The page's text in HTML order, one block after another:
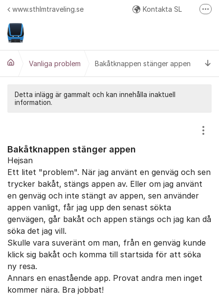
Hoppa till innehåll
www.sthlmtraveling.se Kontakta SL
Google+ (diskussion och beta test av nya versioner)
Vanliga problem Bakåtknappen stänger appen
Detta inlägg är gammalt och kan innehålla inaktuell
information.
Bakåtknappen stänger appen
Hejsan
Ett litet "problem". När jag använt en genväg och sen
trycker bakåt, stängs appen av. Eller om jag använt
en genväg och inte stängt av appen, sen använder
appen vanligt, får jag upp den senast sökta
genvägen, går bakåt och appen stängs och jag kan då
söka det jag vill.
Skulle vara suveränt om man, från en genväg kunde
klick sig bakåt och komma till startsida för att söka
ny resa.
Annars en enastående app. Provat andra men inget
kommer nära. Bra jobbat!